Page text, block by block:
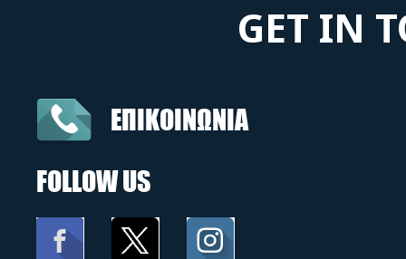
GET IN
ΕΠΙΚΟΙΝΩΝΙΑ
FOLLOW US